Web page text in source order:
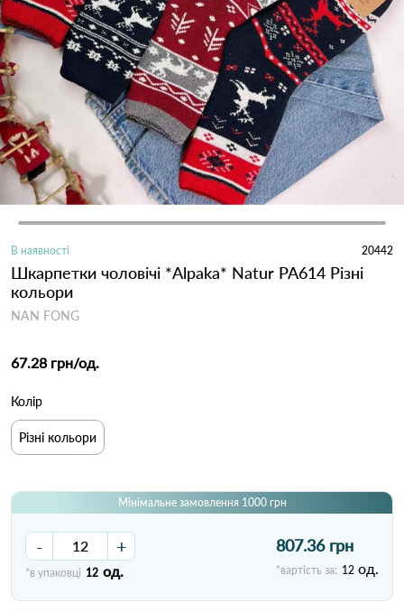
В наявності 20442
Шкарпетки чоловічі *Alpaka* Natur PA614 Різні
кольори
NAN FONG
67.28 грн/од.
Колір
Різні кольори
Мінімальне замовлення 1000 грн
- +
*в упаковці 12 од.
807.36 грн
*вартість за: 12 од.